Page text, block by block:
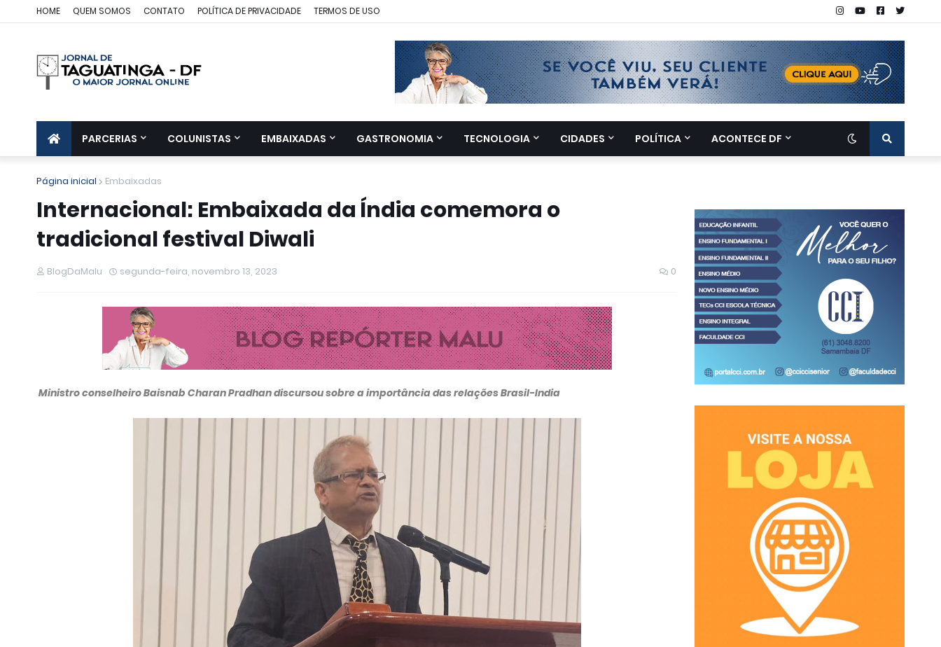
HOME QUEM SOMOS CONTATO POLÍTICA DE PRIVACIDADE TERMOS DE USO
PARCERIAS COLUNISTAS EMBAIXADAS GASTRONOMIA TECNOLOGIA CIDADES POLÍTICA ACONTECE DF
Página inicial Embaixadas
Internacional: Embaixada da Índia comemora o
tradicional festival Diwali
BlogDaMalu segunda-feira, novembro 13, 2023 0
Ministro conselheiro Baisnab Charan Pradhan discursou sobre a importância das relações Brasil-India